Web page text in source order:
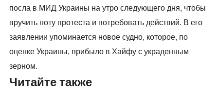
посла в МИД Украины на утро следующего дня, чтобы
вручить ноту протеста и потребовать действий. В его
заявлении упоминается новое судно, которое, по
оценке Украины, прибыло в Хайфу с украденным
зерном.
Читайте также